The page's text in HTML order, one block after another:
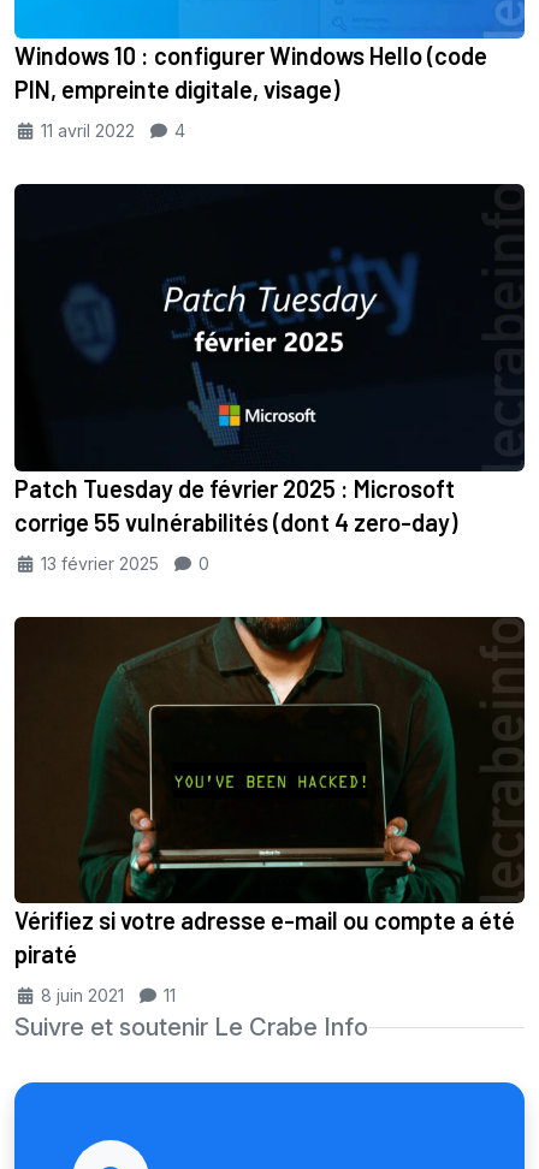
Windows 10 : configurer Windows Hello (code
PIN, empreinte digitale, visage)
11 avril 2022 4
Patch Tuesday de février 2025 : Microsoft
corrige 55 vulnérabilités (dont 4 zero-day)
13 février 2025 0
Vérifiez si votre adresse e-mail ou compte a été
piraté
8 juin 2021 11
Suivre et soutenir Le Crabe Info